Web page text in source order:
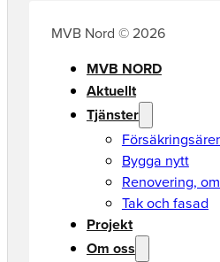
MVB Nord © 2026
MVB NORD
Aktuellt
Tjänster
Bygga nytt
Renovering,
Tak och fasad
Projekt
Om oss